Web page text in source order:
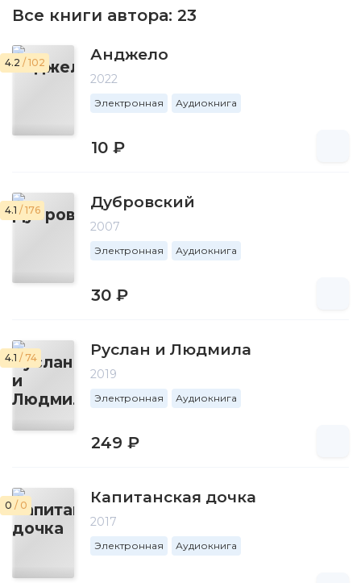
Все книги автора: 23
4.2 / 102 Анджело
2022
Электронная Аудиокнига
10 ₽
4.1 / 176 Дубровский
2007
Электронная Аудиокнига
30 ₽
4.1 / 74 Руслан и Людмила
2019
Электронная Аудиокнига
249 ₽
0 / 0 Капитанская дочка
2017
Электронная Аудиокнига